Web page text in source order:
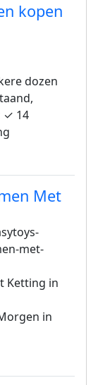
kopen
dozen
✓ 14
Met
met-
Ketting in
in